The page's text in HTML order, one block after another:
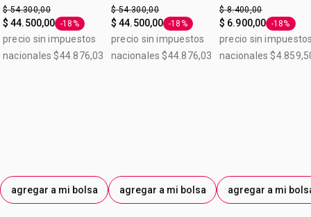
$ 54.300,00
$ 44.500,00 Etiqueta -18%
-18%
precio sin impuestos
nacionales $44.876,03
agregar a mi bolsa
$ 54.300,00
$ 44.500,00 Etiqueta -18%
-18%
precio sin impuestos
nacionales $44.876,03
agregar a mi bolsa
$ 8.400,00
$ 6.900,00 Etiqueta -
-18%
precio sin
nacionales
agregar a mi